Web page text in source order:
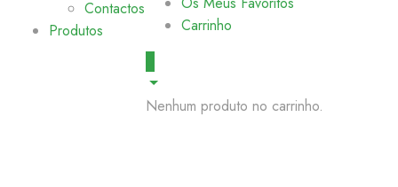
Contactos
Produtos
Carrinho
Nenhum produto no carrinho.